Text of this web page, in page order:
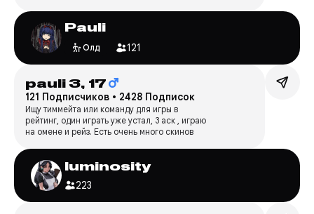
Pauli
Олд 121
pauli 3, 17
121 Подписчиков • 2428 Подписок
Ищу тиммейта или команду для игры в
рейтинг, один играть уже устал, 3 аск , играю
на омене и рейз. Есть очень много скинов
luminosity
223